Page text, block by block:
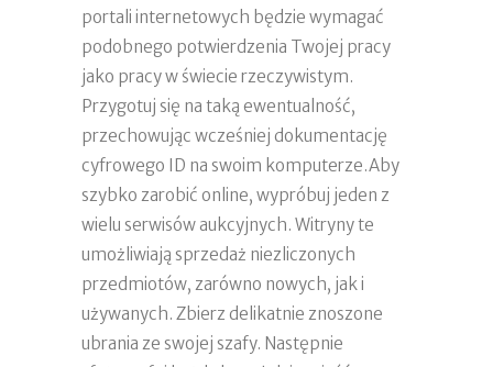
portali internetowych będzie wymagać
podobnego potwierdzenia Twojej pracy
jako pracy w świecie rzeczywistym.
Przygotuj się na taką ewentualność,
przechowując wcześniej dokumentację
cyfrowego ID na swoim komputerze.Aby
szybko zarobić online, wypróbuj jeden z
wielu serwisów aukcyjnych. Witryny te
umożliwiają sprzedaż niezliczonych
przedmiotów, zarówno nowych, jak i
używanych. Zbierz delikatnie znoszone
ubrania ze swojej szafy. Następnie